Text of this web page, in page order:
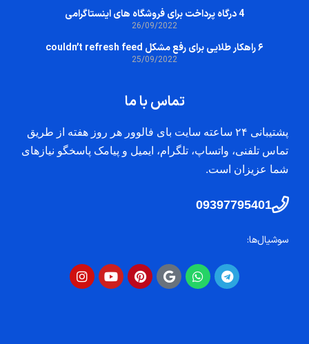
4 درگاه پرداخت برای فروشگاه های اینستاگرامی
26/09/2022
۶ راهکار طلایی برای رفع مشکل couldn’t refresh feed
25/09/2022
تماس با ما
پشتیبانی ۲۴ ساعته سایت بای فالوور هر روز هفته از طریق
تماس تلفنی، واتساپ، تلگرام، ایمیل و پیامک پاسخگو نیازهای
شما عزیزان است.
09397795401
سوشیال‌ها: